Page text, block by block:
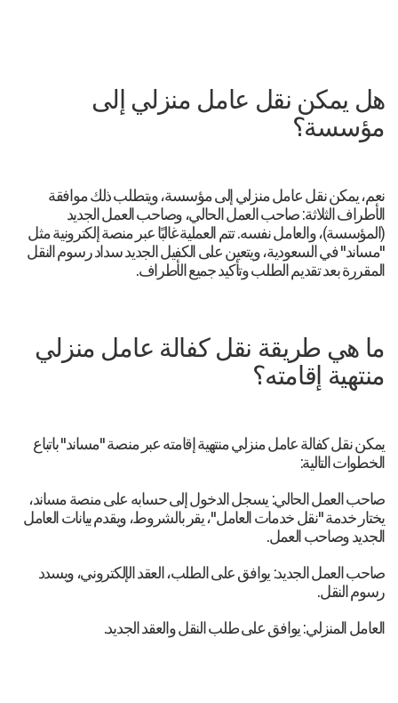
هل يمكن نقل عامل منزلي إلى
مؤسسة؟
نعم، يمكن نقل عامل منزلي إلى مؤسسة، ويتطلب ذلك موافقة
الأطراف الثلاثة: صاحب العمل الحالي، وصاحب العمل الجديد
(المؤسسة)، والعامل نفسه. تتم العملية غالبًا عبر منصة إلكترونية مثل
"مساند" في السعودية، ويتعين على الكفيل الجديد سداد رسوم النقل
المقررة بعد تقديم الطلب وتأكيد جميع الأطراف.
ما هي طريقة نقل كفالة عامل منزلي
منتهية إقامته؟
يمكن نقل كفالة عامل منزلي منتهية إقامته عبر منصة "مساند" باتباع
الخطوات التالية:
صاحب العمل الحالي: يسجل الدخول إلى حسابه على منصة مساند،
يختار خدمة "نقل خدمات العامل"، يقر بالشروط، ويقدم بيانات العامل
الجديد وصاحب العمل.
صاحب العمل الجديد: يوافق على الطلب، العقد الإلكتروني، ويسدد
رسوم النقل.
العامل المنزلي: يوافق على طلب النقل والعقد الجديد.